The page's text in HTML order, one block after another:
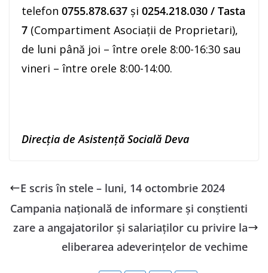
telefon 0755.878.637 și 0254.218.030 / Tasta
7 (Compartiment Asociații de Proprietari),
de luni până joi – între orele 8:00-16:30 sau
vineri – între orele 8:00-14:00.
Direcția de Asistență Socială Deva
E scris în stele – luni, 14 octombrie 2024
Campania națională de informare și conștienti
zare a angajatorilor și salariaților cu privire la
eliberarea adeverințelor de vechime